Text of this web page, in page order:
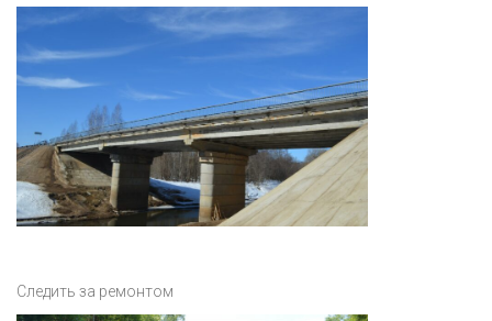
Следить за ремонтом